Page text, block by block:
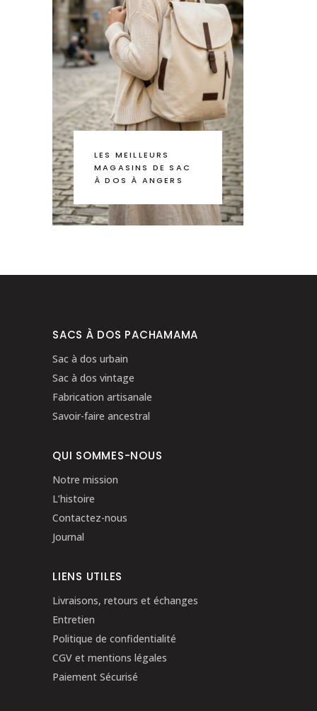
LES MEILLEURS
MAGASINS DE SAC
À DOS À ANGERS
SACS À DOS PACHAMAMA
Sac à dos urbain
Sac à dos vintage
Fabrication artisanale
Savoir-faire ancestral
QUI SOMMES-NOUS
Notre mission
L’histoire
Contactez-nous
Journal
LIENS UTILES
Livraisons, retours et échanges
Entretien
Politique de confidentialité
CGV et mentions légales
Paiement Sécurisé